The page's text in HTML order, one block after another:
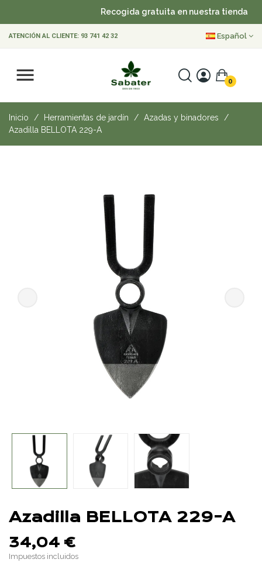
Recogida gratuita en nuestra tienda
ATENCIÓN AL CLIENTE: 93 741 42 32 Español
0
Inicio Herramientas de jardín
Azadas y binadores
Azadilla BELLOTA 229-A
Azadilla BELLOTA 229-A
34,04 €
Impuestos incluidos